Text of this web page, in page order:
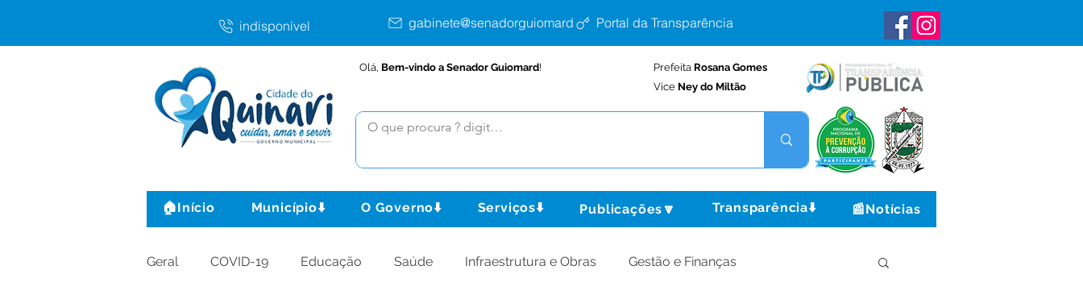
indisponível gabinete@senadorguiomard.ac.gov.brPortal da Transparência
Olá, Bem-vindo a Senador Guiomard! Prefeita Rosana Gomes
Vice Ney do Miltão
🏠Início Município⬇️ O Governo⬇️ Serviços⬇️ Publicações🔽 Transparência⬇️ 📰Notícias
Geral COVID-19 Educação Saúde Infraestrutura e Obras Gestão e Finanças